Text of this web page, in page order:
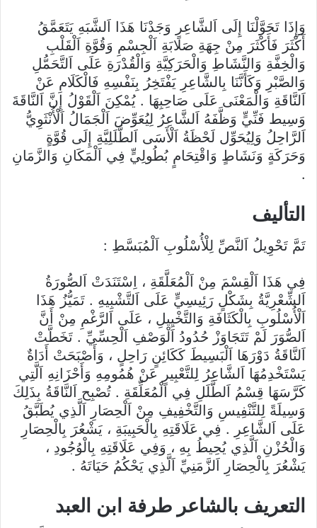
وَإِذَا تَحَوَّلْنَا إِلَى اَلشَّاعِرِ وَجَدْنَا هَذَا اَلشَّبَهِ يَتَعَمَّقُ
أَكْثَرَ فَأَكْثَرَ مِنْ جِهَةِ صَلَابَةِ اَلْجِسْمِ وَقُوَّةِ اَلْقَلْبِ
وَالْخِفَّةِ وَالنَّشَاطِ وَالْحَرَكِيَّةِ وَالْقُدْرَةِ عَلَى اَلتَّحَمُّلِ
وَالصَّبْرِ وَكَأَنَّنَا بِالشَّاعِرِ يَفْتَخِرُ بِنَفْسِهِ فَالْكَلَامِ عَنْ
اَلنَّاقَةِ وَالْمَعْنَى عَلَى صَاحِبِهَا . يُمْكِنَ اَلْقَوْلُ إِنَّ اَلنَّاقَةَ
وَسِيط فَنِّيٍّ وَظَّفَهُ اَلشَّاعِرُ لِيُعَوِّضَ اَلْجَمَالُ اَلْأُنْثَوِيُّ
اَلرَّاحِلُ وَلِيُحَوِّل لَحْظَةُ اَلْأَسَى اَلطَّلَلِيَّةِ إِلَى قُوَّةٍ
وَحَرَكَةٍ وَنَشَاطٍ وَاقْتِحَامٍ بُطُولِيٍّ فِي اَلْمَكَانِ وَالزَّمَانِ
.
التأليف
تَمَّ تَحْوِيلُ اَلنَّصِّ لِلْأُسْلُوبِ اَلْمُبَسَّطِ :
فِي هَذَا اَلْقِسْمَ مِنْ اَلْمُعَلَّقَةِ ، اِسْتَنَدَتْ اَلصُّورَةُ
اَلشِّعْرِيَّةُ بِشَكْلٍ رَئِيسِيٍّ عَلَى اَلتَّشْبِيهِ . تَمَيُّزُ هَذَا
اَلْأُسْلُوبِ بِالْكَثَافَةِ وَالتَّخْيِيلِ ، عَلَى اَلرَّغْمِ مِنْ أَنَّ
اَلصُّوَرَ لَمْ تَتَجَاوَزْ حُدُودُ اَلْوَصْفِ اَلْحِسِّيِّ . تَخَطَّتْ
اَلنَّاقَةُ دَوْرَهَا اَلْبَسِيطَ كَكَائِنٍ رَاحِلٍ ، وَأَصْبَحَتْ أَدَاةٌ
يَسْتَخْدِمُهَا اَلشَّاعِرُ لِلتَّعْبِيرِ عَنْ هُمُومِهِ وَأَحْزَانِهِ اَلَّتِي
كَرَّسَهَا قِسْمُ اَلطَّلَلِ فِي اَلْمُعَلِّقَةِ . تُصْبِح اَلنَّاقَةُ بِذَلِكَ
وَسِيلَةً لِلتَّنْفِيسِ وَالتَّخْفِيفِ مِنْ اَلْحِصَارِ اَلَّذِي يُطَبَّقُ
عَلَى اَلشَّاعِرِ . فِي عَلَاقَتِهِ بِالْحَبِيبَةِ ، يَشْعُرَ بِالْحِصَارِ
وَالْحُزْنِ اَلَّذِي يُحِيطُ بِهِ ، وَفِي عَلَاقَتِهِ بِالْوُجُودِ ،
يَشْعُرَ بِالْحِصَارِ اَلزَّمَنِيِّ اَلَّذِي يَحْكُمُ حَيَاتَهُ .
التعريف بالشاعر طرفة ابن العبد